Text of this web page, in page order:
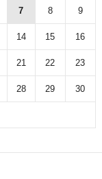
7 8 9
14 15 16
21 22 23
28 29 30